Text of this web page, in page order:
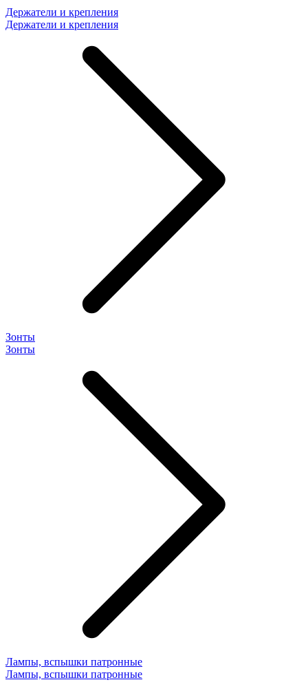
Держатели и крепления
Держатели и крепления
Зонты
Зонты
Лампы, вспышки патронные
Лампы, вспышки патронные